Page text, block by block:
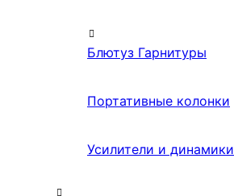
Блютуз Гарнитуры
Портативные колонки
Усилители и динамики